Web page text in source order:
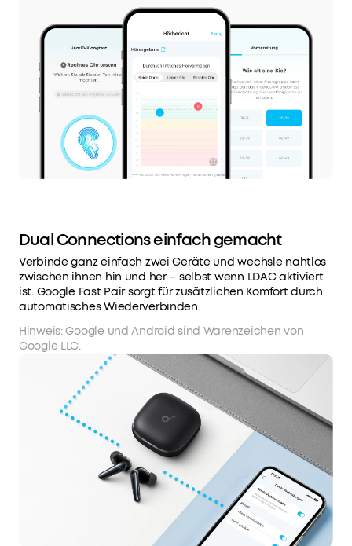
Dual Connections einfach gemacht
Verbinde ganz einfach zwei Geräte und wechsle nahtlos
zwischen ihnen hin und her – selbst wenn LDAC aktiviert
ist. Google Fast Pair sorgt für zusätzlichen Komfort durch
automatisches Wiederverbinden.
Hinweis: Google und Android sind Warenzeichen von
Google LLC.